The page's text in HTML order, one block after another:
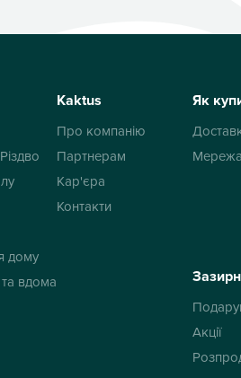
дому
та вдома
Kaktus
Про компанію
Партнерам
Кар'єра
Контакти
Як
Мережа
Акції